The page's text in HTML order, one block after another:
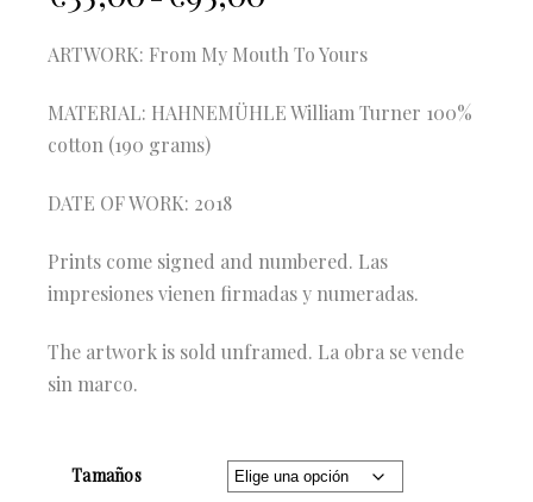
ARTWORK: From My Mouth To Yours
MATERIAL: HAHNEMÜHLE William Turner 100%
cotton (190 grams)
DATE OF WORK: 2018
Prints come signed and numbered. Las
impresiones vienen firmadas y numeradas.
The artwork is sold unframed. La obra se vende
sin marco.
Tamaños